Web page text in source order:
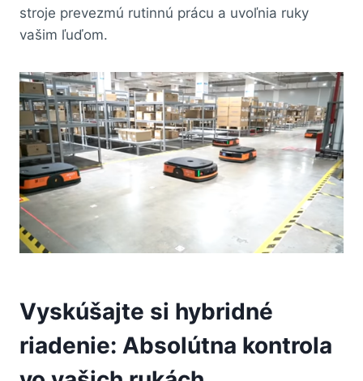
stroje prevezmú rutinnú prácu a uvoľnia ruky
vašim ľuďom.
Vyskúšajte si hybridné
riadenie: Absolútna kontrola